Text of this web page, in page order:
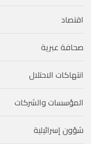
اقتصاد
صحافة عبرية
انتهاكات الاحتلال
المؤسسات والشركات
شؤون إسرائيلية